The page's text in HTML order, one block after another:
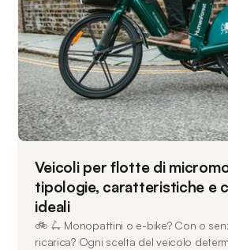
Veicoli per flotte di
tipologie, caratteristiche e
ideali
🚲 🛴 Monopattini o e-bike? Con o
ricarica? Ogni scelta del veicolo